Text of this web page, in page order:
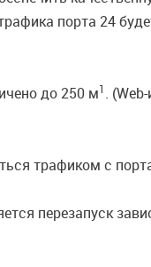
порта 24
до 250 м1 .
трафиком с
перезапуск